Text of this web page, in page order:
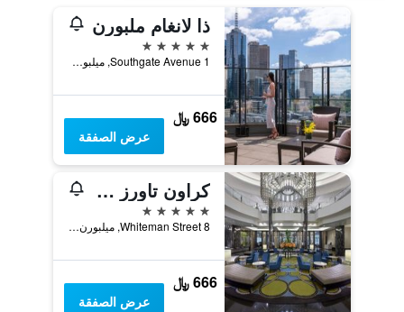
ذا لانغام ملبورن
5 نجوم
1 Southgate Avenue, ميلبورن, VIC, أستراليا
666 ﷼
عرض الصفقة
كراون تاورز ميلبورن
5 نجوم
8 Whiteman Street, ميلبورن, VIC, أستراليا
666 ﷼
عرض الصفقة